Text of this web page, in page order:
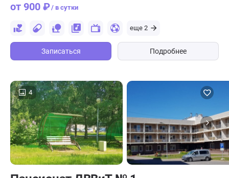
от 900 ₽/ в сутки
еще 2
Записаться Подробнее
4